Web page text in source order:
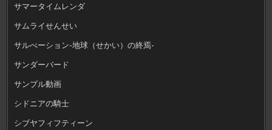
サマータイムレンダ
サムライせんせい
サルべーション-地球（せかい）の終焉-
サンダーバード
サンプル動画
シドニアの騎士
シブヤフィフティーン